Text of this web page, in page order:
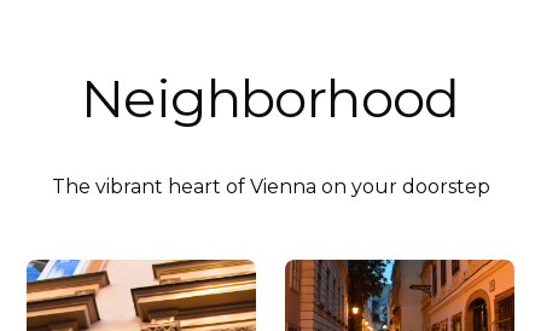
Neighborhood
The vibrant heart of Vienna on your doorstep